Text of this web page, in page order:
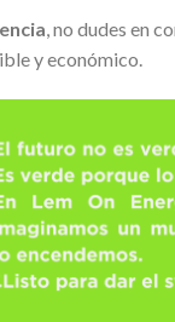
, no dudes en
y económico.